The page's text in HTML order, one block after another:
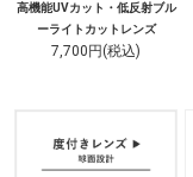
高機能UVカット・低反射ブル
ーライトカットレンズ
7,700円(税込)